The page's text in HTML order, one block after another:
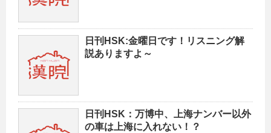
日刊HSK:金曜日です！リスニング解
説ありますよ～
日刊HSK：万博中、上海ナンバー以外
の車は上海に入れない！？